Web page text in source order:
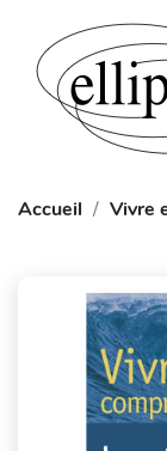
Accueil Vivre